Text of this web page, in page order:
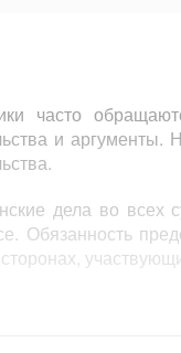
часто
и
дела во всех
Обязанность